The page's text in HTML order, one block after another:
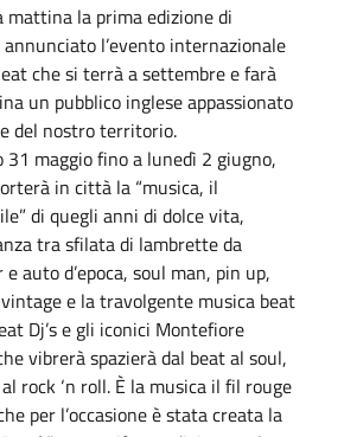
mattina la prima edizione di
l’evento internazionale
che si terrà a settembre e farà
un pubblico inglese appassionato
del nostro territorio.
31 maggio fino a lunedì 2 giugno,
in città la “musica, il
di quegli anni di dolce vita,
tra sfilata di lambrette da
auto d’epoca, soul man, pin up,
e la travolgente musica beat
Dj’s e gli iconici Montefiore
vibrerà spazierà dal beat al soul,
rock ‘n roll. È la musica il fil rouge
per l’occasione è stata creata la